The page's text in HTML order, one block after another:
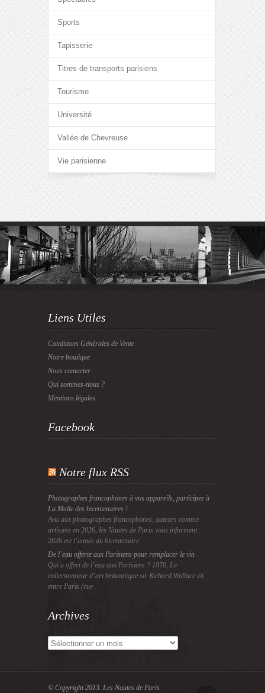
Sports
Tapisserie
Titres de transports parisiens
Tourisme
Université
Vallée de Chevreuse
Vie parisienne
Liens Utiles
Conditions Générales de Vente
Notre boutique
Nous contacter
Qui sommes-nous ?
Mentions légales
Facebook
Notre flux RSS
Photographes francophones à vos appareils, participez à
La Malle des bicentenaires !
Avis aux photographes francophones, auteurs comme
artisans en 2026, les Nautes de Paris vous informent :
2026 est l’année du bicentenaire
De l’eau offerte aux Parisiens pour remplacer le vin
Qui a offert de l’eau aux Parisiens ? 1870, Le
collectionneur d’art britannique sir Richard Wallace vit
entre Paris (rue
Archives
Archives
© Copyright 2013. Les Nautes de Paris